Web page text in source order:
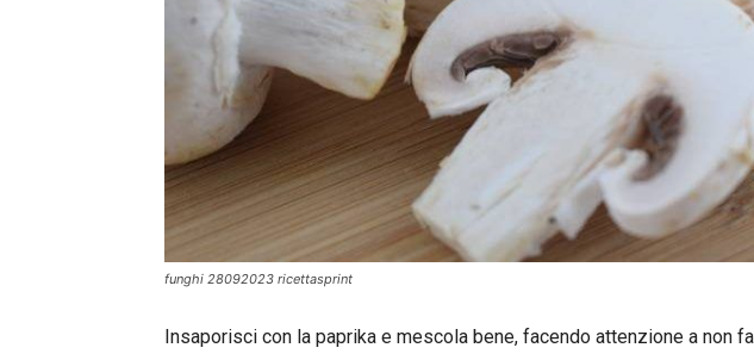
funghi 28092023 ricettasprint
Insaporisci con la paprika e mescola bene, facendo attenzione a non